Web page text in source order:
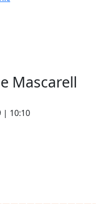
Mascarell
| 10:10